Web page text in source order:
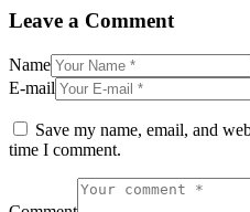
Leave a Comment
Name
E-mail
Save my name, email, and
time I comment.